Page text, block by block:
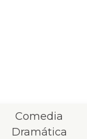
Comedia
Dramática